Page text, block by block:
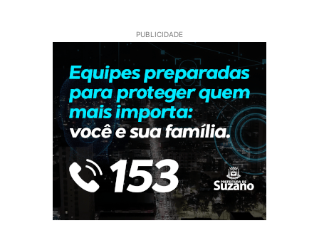
PUBLICIDADE